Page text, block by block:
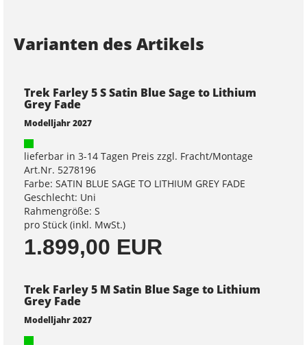
Varianten des Artikels
Trek Farley 5 S Satin Blue Sage to Lithium
Grey Fade
Modelljahr 2027
lieferbar in 3-14 Tagen Preis zzgl. Fracht/Montage
Art.Nr. 5278196
Farbe: SATIN BLUE SAGE TO LITHIUM GREY FADE
Geschlecht: Uni
Rahmengröße: S
pro Stück (inkl. MwSt.)
1.899,00 EUR
Trek Farley 5 M Satin Blue Sage to Lithium
Grey Fade
Modelljahr 2027